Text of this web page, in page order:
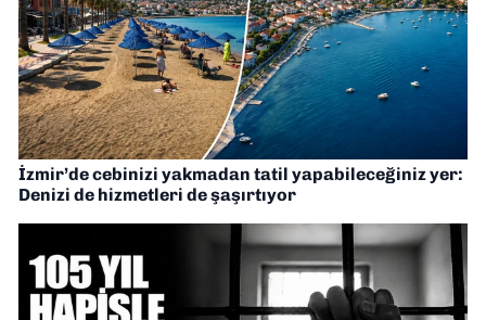
İzmir’de cebinizi yakmadan tatil yapabileceğiniz yer:
Denizi de hizmetleri de şaşırtıyor